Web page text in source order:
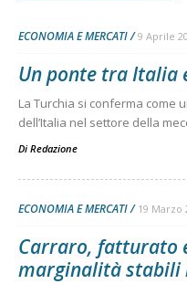
ECONOMIA E MERCATI 9 Aprile
Un ponte tra Italia
La Turchia si conferma come
dell’Italia nel settore della
Di Redazione
ECONOMIA E MERCATI 19 Marzo
Carraro, fatturato
marginalità stabili